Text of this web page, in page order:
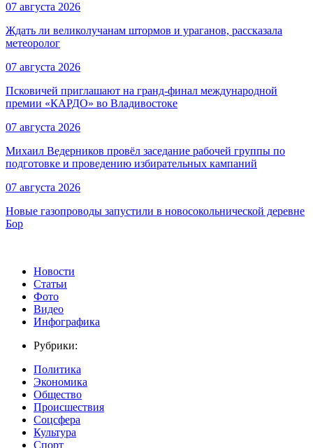
07 августа 2026
Ждать ли великолучанам штормов и ураганов, рассказала
метеоролог
07 августа 2026
Псковичей приглашают на гранд‑финал международной
премии «КАРДО» во Владивостоке
07 августа 2026
Михаил Ведерников провёл заседание рабочей группы по
подготовке и проведению избирательных кампаний
07 августа 2026
Новые газопроводы запустили в новосокольнической деревне
Бор
Новости
Статьи
Фото
Видео
Инфографика
Рубрики:
Политика
Экономика
Общество
Происшествия
Соцсфера
Культура
Спорт